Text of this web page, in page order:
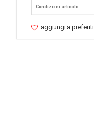
Condizioni articolo
aggiungi a preferiti